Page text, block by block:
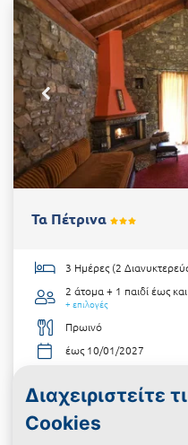
Τα Πέτρινα
3 Ημέρες (2
2 άτομα + 1 παιδί έως
+ επιλογές
Πρωινό
έως 10/01/2027
από€162